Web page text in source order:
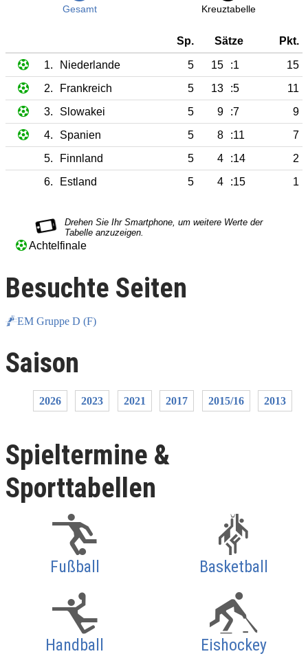
Gesamt Kreuztabelle
Sp. Sätze Pkt.
1. Niederlande 5 15 :1
15
2.
Frankreich 5 13 :5
11
3.
Slowakei 5 9 :7
9
4.
Spanien 5 8 :11
7
5.
Finnland 5 4 :14
2
6.
Estland 5 4 :15 1
Achtelfinale
Besuchte Seiten
EM Gruppe D (F)
Saison
2026 2023 2021 2017 2015/16 2013
Spieltermine &
Sporttabellen
Fußball Basketball
Handball Eishockey